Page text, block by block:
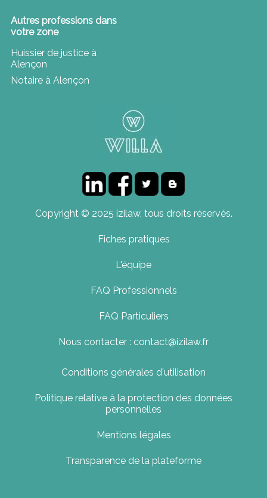
Autres professions dans
votre zone
Huissier de justice à
Alençon
Notaire à Alençon
Copyright © 2025 izilaw, tous droits réservés.
Fiches pratiques
L'équipe
FAQ Professionnels
FAQ Particuliers
Nous contacter : contact@izilaw.fr
Conditions générales d'utilisation
Politique relative à la protection des données
personnelles
Mentions légales
Transparence de la plateforme